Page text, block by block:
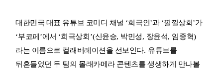
대한민국 대표 유튜브 코미디 채널 ‘희극인 ’과 ‘낄낄상회 ’가
‘부코페 ’에서 ‘희극상회 ’(신윤승, 박민성, 장윤석, 임종혁)
라는 이름으로 컬래버레이션을 선보인다. 유튜브를
뒤흔들었던 두 팀의 몰래카메라 콘텐츠를 생생하게 만나볼